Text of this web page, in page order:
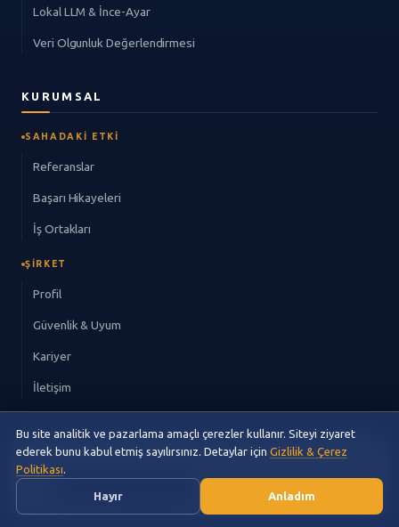
Lokal LLM & İnce-Ayar
Veri Olgunluk Değerlendirmesi
KURUMSAL
SAHADAKI ETKI
Referanslar
Başarı Hikayeleri
İş Ortakları
ŞIRKET
Profil
Güvenlik & Uyum
Kariyer
İletişim
🌌
Bu hikayeyi uzay metaforlarıyla da okuyabilirsiniz.
Bu site analitik ve pazarlama amaçlı çerezler kullanır. Siteyi ziyaret
ederek bunu kabul etmiş sayılırsınız. Detaylar için Gizlilik & Çerez
Politikası.
Hayır Anladım